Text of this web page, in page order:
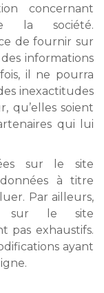
concernant
la société.
de fournir sur
informations
il ne pourra
inexactitudes
qu’elles soient
qui lui
sur le site
données à titre
Par ailleurs,
sur le site
pas exhaustifs.
ayant